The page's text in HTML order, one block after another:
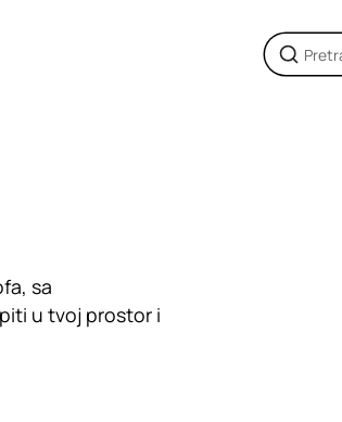
sa
u tvoj prostor i